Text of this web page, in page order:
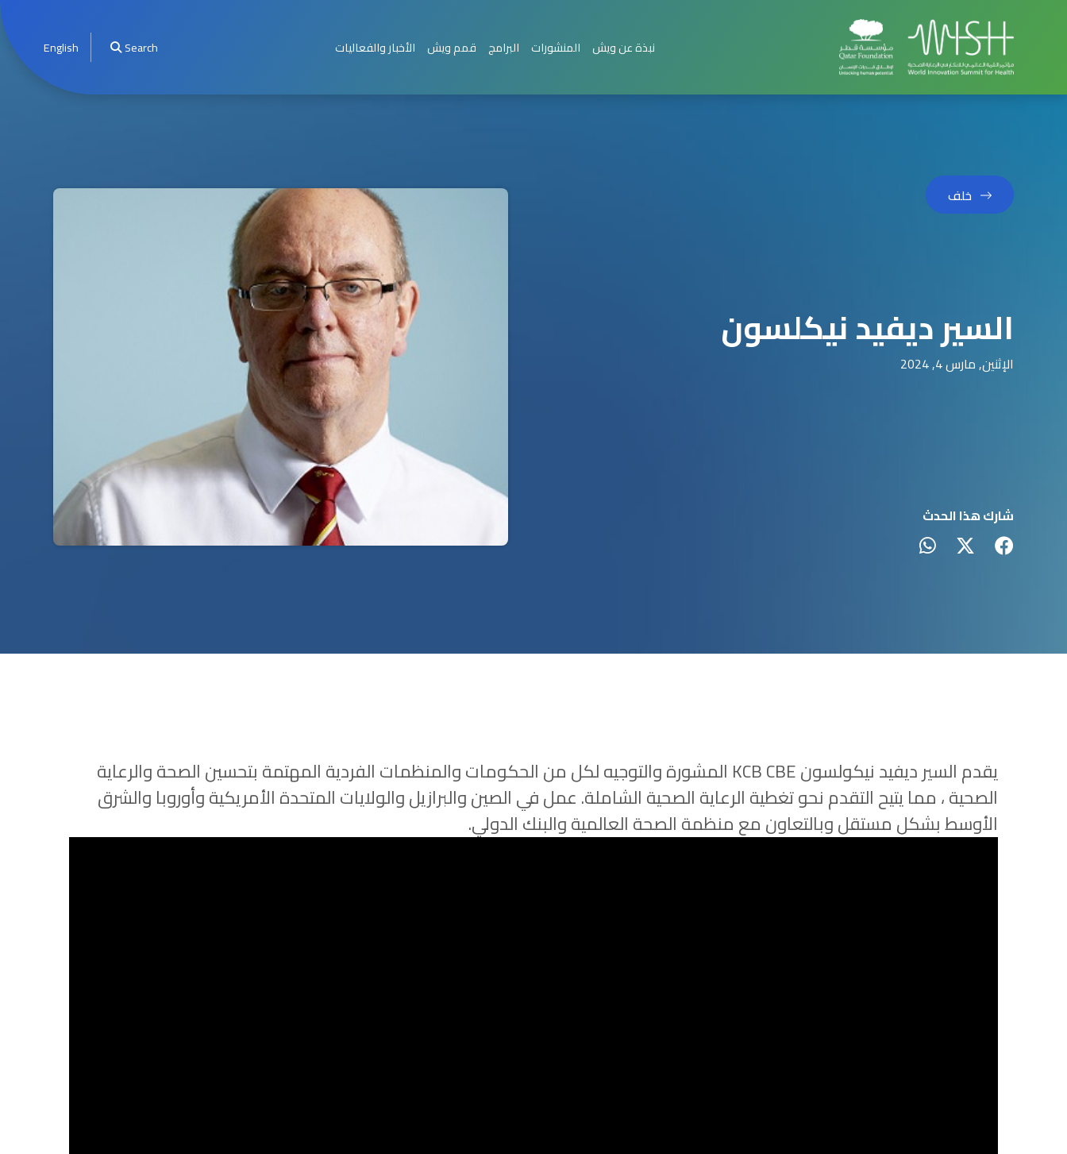
نبذة عن ويش المنشورات البرامج قمم ويش الأخبار والفعاليات Search
English
خلف
السير ديفيد نيكلسون
الإثنين, مارس 4, 2024
شارك هذا الحدث
يقدم السير ديفيد نيكولسون KCB CBE المشورة والتوجيه لكل من الحكومات والمنظمات الفردية المهتمة بتحسين الصحة والرعاية
الصحية ، مما يتيح التقدم نحو تغطية الرعاية الصحية الشاملة. عمل في الصين والبرازيل والولايات المتحدة الأمريكية وأوروبا والشرق
الأوسط بشكل مستقل وبالتعاون مع منظمة الصحة العالمية والبنك الدولي.